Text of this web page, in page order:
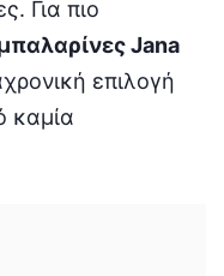
Για πιο
Jana
επιλογή
καμία